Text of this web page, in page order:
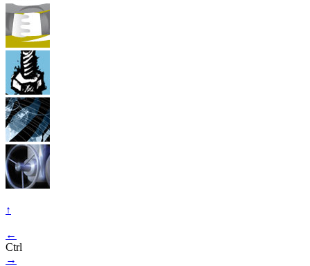
↑
←
Ctrl
→